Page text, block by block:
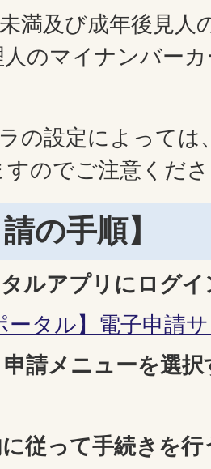
満及び成年後見人
のマイナンバー
の設定によっては
のでご注意くだ
の手順】
ルアプリにログ
ータル】電子申請
請メニューを選択
従って手続きを行